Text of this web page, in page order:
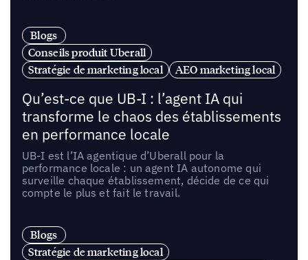
Blogs
Conseils produit Uberall
Stratégie de marketing local
AEO marketing local
Qu’est-ce que UB-I : l’agent IA qui
transforme le chaos des établissements
en performance locale
UB-I est l’IA agentique d’Uberall pour la
performance locale : un agent IA autonome qui
surveille chaque établissement, décide de ce qui
compte le plus et fait le travail.
Blogs
Stratégie de marketing local